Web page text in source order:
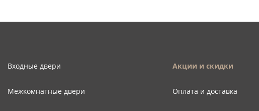
Входные двери
Межкомнатные двери
Акции и скидки
Оплата и доставка